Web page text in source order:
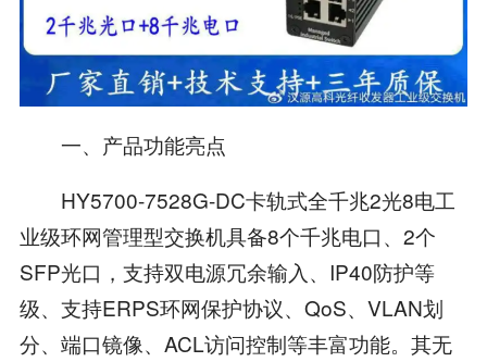
一、产品功能亮点
HY5700-7528G-DC卡轨式全千兆2光8电工
业级环网管理型交换机具备8个千兆电口、2个
SFP光口，支持双电源冗余输入、IP40防护等
级、支持ERPS环网保护协议、QoS、VLAN划
分、端口镜像、ACL访问控制等丰富功能。其无